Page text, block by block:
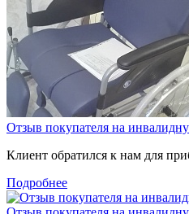
Отзыв покупателя на
Клиент обратился к нам для
Подробнее